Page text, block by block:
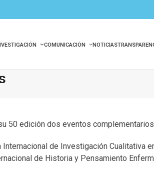
COMUNICACIÓN NOTICIAS
50 edición dos eventos
Internacional de Investigación Cualitativa
de Historia y Pensamiento